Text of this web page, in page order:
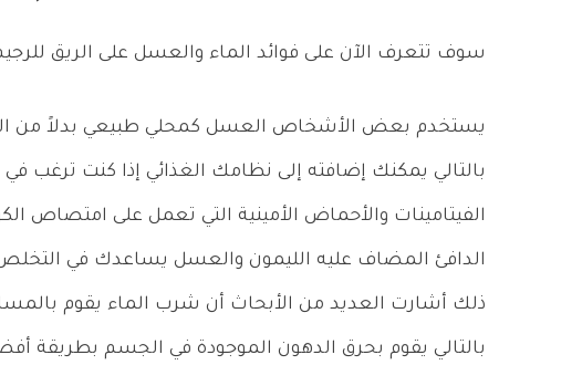
سوف تتعرف الآن على فوائد الماء والعسل على الريق
يستخدم بعض الأشخاص العسل كمحلي طبيعي بدلاً من
بالتالي يمكنك إضافته إلى نظامك الغذائي إذا كنت ترغب
الفيتامينات والأحماض الأمينية التي تعمل على امتصاص
الدافئ المضاف عليه الليمون والعسل يساعدك في التخلص
ذلك أشارت العديد من الأبحاث أن شرب الماء يقوم
بالتالي يقوم بحرق الدهون الموجودة في الجسم بطريقة